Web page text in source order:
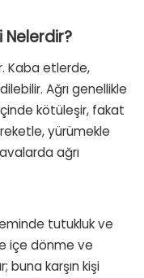
Nelerdir?
Kaba etlerde,
Ağrı genellikle
kötüleşir, fakat
yürümekle
ağrı
tutukluk ve
içe dönme ve
buna karşın kişi